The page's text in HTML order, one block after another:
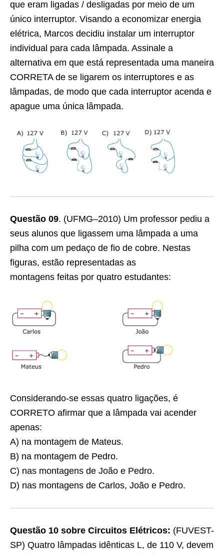
que eram ligadas / desligadas por meio de um
único interruptor. Visando a economizar energia
elétrica, Marcos decidiu instalar um interruptor
individual para cada lâmpada. Assinale a
alternativa em que está representada uma maneira
CORRETA de se ligarem os interruptores e as
lâmpadas, de modo que cada interruptor acenda e
apague uma única lâmpada.
Questão 09. (UFMG–2010) Um professor pediu a
seus alunos que ligassem uma lâmpada a uma
pilha com um pedaço de fio de cobre. Nestas
figuras, estão representadas as
montagens feitas por quatro estudantes:
Considerando-se essas quatro ligações, é
CORRETO afirmar que a lâmpada vai acender
apenas:
A) na montagem de Mateus.
B) na montagem de Pedro.
C) nas montagens de João e Pedro.
D) nas montagens de Carlos, João e Pedro.
Questão 10 sobre Circuitos Elétricos: (FUVEST-
SP) Quatro lâmpadas idênticas L, de 110 V, devem